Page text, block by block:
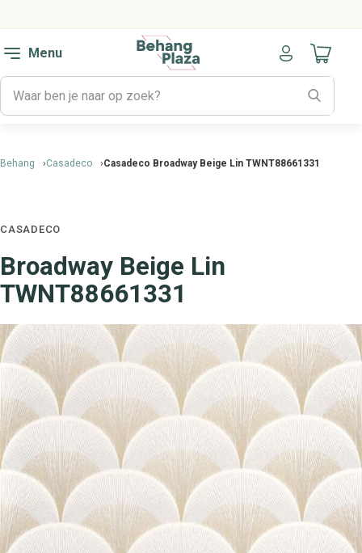
Menu
Naar
Behang Casadeco Casadeco Broadway Beige Lin TWNT88661331
CASADECO
Broadway Beige Lin
TWNT88661331